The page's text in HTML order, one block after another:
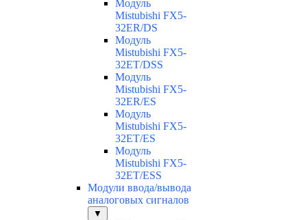
Модуль
Mistubishi FX5-
32ER/DS
Модуль
Mistubishi FX5-
32ET/DSS
Модуль
Mistubishi FX5-
32ER/ES
Модуль
Mistubishi FX5-
32ET/ES
Модуль
Mistubishi FX5-
32ET/ESS
Модули ввода/вывода
аналоговых сигналов
▼